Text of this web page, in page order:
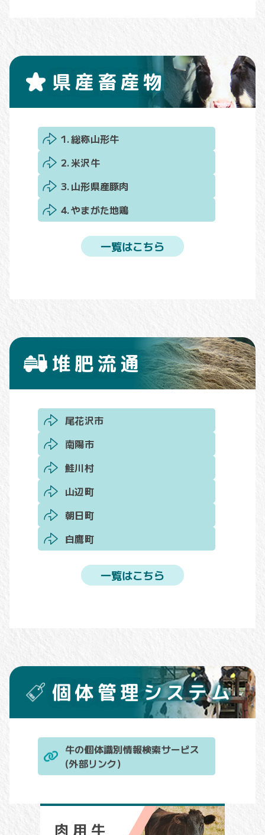
県産畜産物
総称山形牛
米沢牛
山形県産豚肉
やまがた地鶏
一覧はこちら
堆肥流通
尾花沢市
南陽市
鮭川村
山辺町
朝日町
白鷹町
一覧はこちら
個体管理システム
牛の個体識別情報検索サービス
(外部リンク)
肉用牛